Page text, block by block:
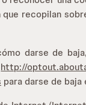
recopilan
darse de
http://
para darse de